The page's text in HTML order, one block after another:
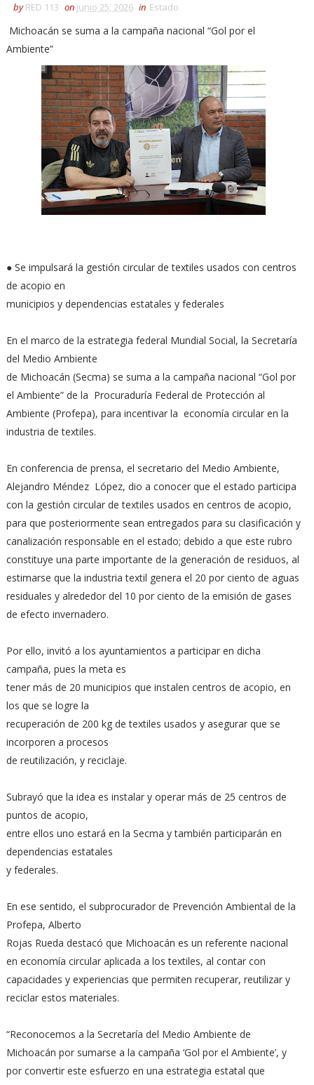
by RED 113 on junio 25, 2026 in Estado
Michoacán se suma a la campaña nacional “Gol por el
Ambiente”
● Se impulsará la gestión circular de textiles usados con centros
de acopio en
municipios y dependencias estatales y federales
En el marco de la estrategia federal Mundial Social, la Secretaría
del Medio Ambiente
de Michoacán (Secma) se suma a la campaña nacional “Gol por
el Ambiente” de la Procuraduría Federal de Protección al
Ambiente (Profepa), para incentivar la economía circular en la
industria de textiles.
En conferencia de prensa, el secretario del Medio Ambiente,
Alejandro Méndez López, dio a conocer que el estado participa
con la gestión circular de textiles usados en centros de acopio,
para que posteriormente sean entregados para su clasificación y
canalización responsable en el estado; debido a que este rubro
constituye una parte importante de la generación de residuos, al
estimarse que la industria textil genera el 20 por ciento de aguas
residuales y alrededor del 10 por ciento de la emisión de gases
de efecto invernadero.
Por ello, invitó a los ayuntamientos a participar en dicha
campaña, pues la meta es
tener más de 20 municipios que instalen centros de acopio, en
los que se logre la
recuperación de 200 kg de textiles usados y asegurar que se
incorporen a procesos
de reutilización, y reciclaje.
Subrayó que la idea es instalar y operar más de 25 centros de
puntos de acopio,
entre ellos uno estará en la Secma y también participarán en
dependencias estatales
y federales.
En ese sentido, el subprocurador de Prevención Ambiental de la
Profepa, Alberto
Rojas Rueda destacó que Michoacán es un referente nacional
en economía circular aplicada a los textiles, al contar con
capacidades y experiencias que permiten recuperar, reutilizar y
reciclar estos materiales.
“Reconocemos a la Secretaría del Medio Ambiente de
Michoacán por sumarse a la campaña ‘Gol por el Ambiente’, y
por convertir este esfuerzo en una estrategia estatal que